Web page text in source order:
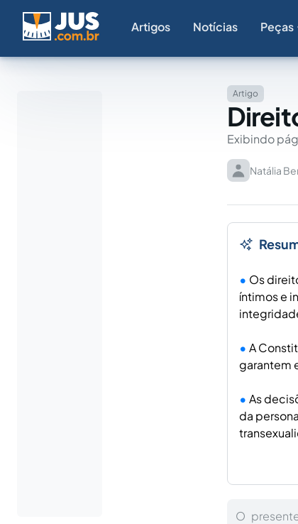
Artigos Notícias Peças
Artigo
Exibindo
Natália
Os
íntimos e
A
garantem
As
da
O